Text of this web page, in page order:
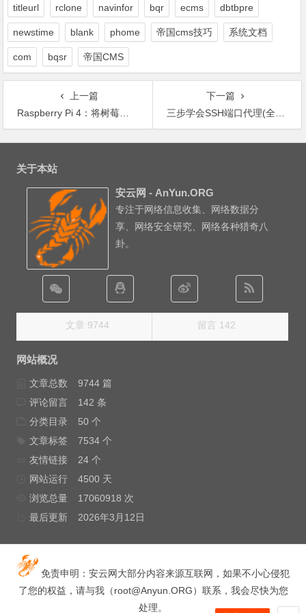
titleurl rclone navinfor bqr ecms dbtbpre
newstime blank phome 帝国cms技巧 系统文档
com bqsr 帝国CMS
上一篇
Raspberry Pi 4：将树莓派作为网桥使用
下一篇
三步学会SSH端口代理(全网最简单、最实用)
文
关于本站
安云网 - AnYun.ORG
专注于网络信息收集、网络数据分
享、网络安全研究、网络各种猎奇八
卦。
文章 9744 留言 142
网站概况
文章总数
9744 篇
评论留言
142 条
分类目录
50 个
文章标签
7534 个
友情链接
24 个
网站运行
4500 天
浏览总量
17060918 次
最后更新
2026年3月12日
免责申明：安云网大部分内容来源互联网，如果不小心侵犯
了您的权益，请与我（root@Anyun.ORG）联系，我会尽快为您
处理。